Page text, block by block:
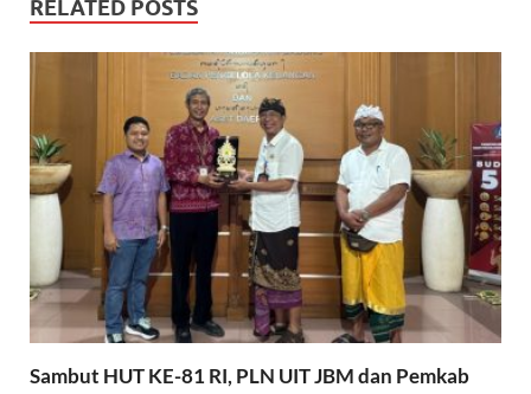
RELATED POSTS
Sambut HUT KE-81 RI, PLN UIT JBM dan Pemkab